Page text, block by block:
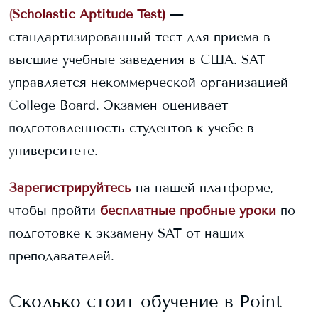
(Scholastic Aptitude Test) —
стандартизированный тест для приема в
высшие учебные заведения в США. SAT
управляется некоммерческой организацией
College Board. Экзамен оценивает
подготовленность студентов к учебе в
университете.
Зарегистрируйтесь на нашей платформе,
чтобы пройти бесплатные пробные уроки по
подготовке к экзамену SAT от наших
преподавателей.
Сколько стоит обучение в Point